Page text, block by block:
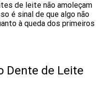
de leite não amoleçam
é sinal de que algo não
à queda dos primeiros
Dente de Leite